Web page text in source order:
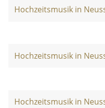
Hochzeitsmusik in
Hochzeitsmusik in
Hochzeitsmusik in